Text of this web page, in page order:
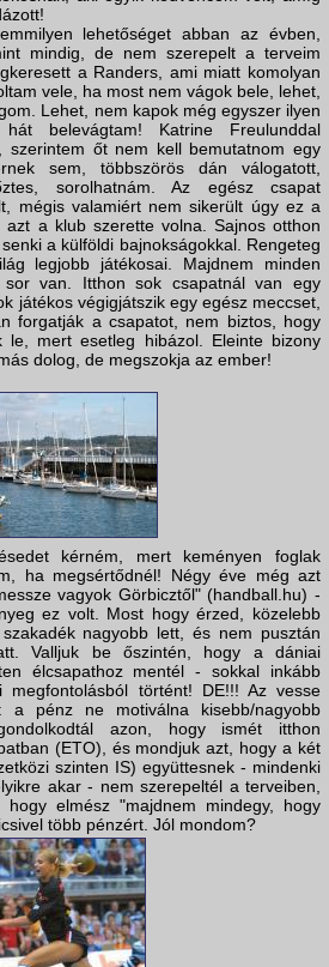
lehetőséget abban az évben,
mindig, de nem szerepelt a terveim
a Randers, ami miatt komolyan
vele, ha most nem vágok bele, lehet,
Lehet, nem kapok még egyszer ilyen
belevágtam! Katrine Freulunddal
szerintem őt nem kell bemutatnom egy
sem, többszörös dán válogatott,
sorolhatnám. Az egész csapat
mégis valamiért nem sikerült úgy ez a
a klub szerette volna. Sajnos otthon
a külföldi bajnokságokkal. Rengeteg
legjobb játékosai. Majdnem minden
sor van. Itthon sok csapatnál van egy
játékos végigjátszik egy egész meccset,
forgatják a csapatot, nem biztos, hogy
le, mert esetleg hibázol. Eleinte bizony
dolog, de megszokja az ember!
kérném, mert keményen foglak
ha megsértődnél! Négy éve még azt
vagyok Görbicztől" (handball.hu) -
ez volt. Most hogy érzed, közelebb
nagyobb lett, és nem pusztán
Valljuk be őszintén, hogy a dániai
élcsapathoz mentél - sokkal inkább
megfontolásból történt! DE!!! Az vesse
pénz ne motiválna kisebb/nagyobb
azon, hogy ismét itthon
(ETO), és mondjuk azt, hogy a két
szinten IS) együttesnek - mindenki
akar - nem szerepeltél a terveiben,
elmész "majdnem mindegy, hogy
több pénzért. Jól mondom?